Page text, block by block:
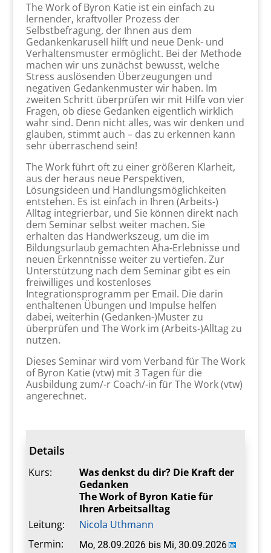
The Work of Byron Katie ist ein einfach zu
lernender, kraftvoller Prozess der
Selbstbefragung, der Ihnen aus dem
Gedankenkarusell hilft und neue Denk- und
Verhaltensmuster ermöglicht. Bei der Methode
machen wir uns zunächst bewusst, welche
Stress auslösenden Überzeugungen und
negativen Gedankenmuster wir haben. Im
zweiten Schritt überprüfen wir mit Hilfe von vier
Fragen, ob diese Gedanken eigentlich wirklich
wahr sind. Denn nicht alles, was wir denken und
glauben, stimmt auch – das zu erkennen kann
sehr überraschend sein!
The Work führt oft zu einer größeren Klarheit,
aus der heraus neue Perspektiven,
Lösungsideen und Handlungsmöglichkeiten
entstehen. Es ist einfach in Ihren (Arbeits-)
Alltag integrierbar, und Sie können direkt nach
dem Seminar selbst weiter machen. Sie
erhalten das Handwerkszeug, um die im
Bildungsurlaub gemachten Aha-Erlebnisse und
neuen Erkenntnisse weiter zu vertiefen. Zur
Unterstützung nach dem Seminar gibt es ein
freiwilliges und kostenloses
Integrationsprogramm per Email. Die darin
enthaltenen Übungen und Impulse helfen
dabei, weiterhin (Gedanken-)Muster zu
überprüfen und The Work im (Arbeits-)Alltag zu
nutzen.
Dieses Seminar wird vom Verband für The Work
of Byron Katie (vtw) mit 3 Tagen für die
Ausbildung zum/-r Coach/-in für The Work (vtw)
angerechnet.
Details
Kurs:
Was denkst du dir? Die Kraft der
Gedanken
The Work of Byron Katie für
Ihren Arbeitsalltag
Leitung:
Nicola Uthmann
Termin:
Mo, 28.09.2026 bis Mi, 30.09.2026📅